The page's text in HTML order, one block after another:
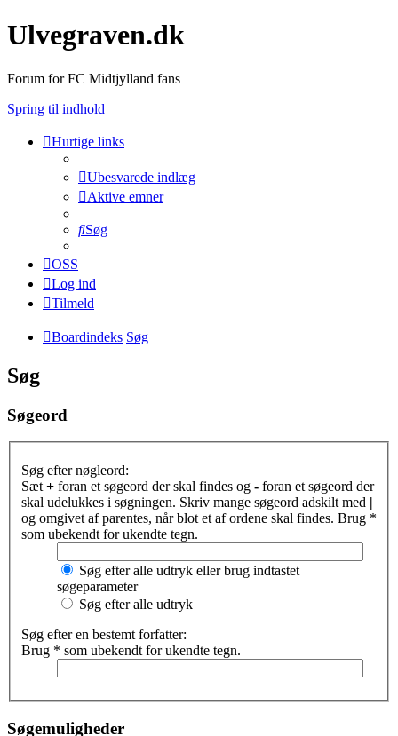
Ulvegraven.dk
Forum for FC Midtjylland fans
Spring til indhold
Hurtige links
Ubesvarede indlæg
Aktive emner
Søg
OSS
Log ind
Tilmeld
Boardindeks Søg
Søg
Søgeord
Søg efter nøgleord:
Sæt + foran et søgeord der skal findes og - foran et søgeord der
skal udelukkes i søgningen. Skriv mange søgeord adskilt med |
og omgivet af parentes, når blot et af ordene skal findes. Brug *
som ubekendt for ukendte tegn.
Søg efter alle udtryk eller brug indtastet
søgeparameter
Søg efter alle udtryk
Søg efter en bestemt forfatter:
Brug * som ubekendt for ukendte tegn.
Søgemuligheder